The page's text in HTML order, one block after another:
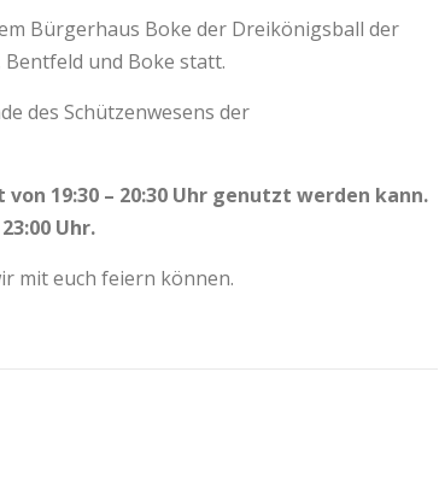
Bürgerhaus Boke der Dreikönigsball der
und Boke statt.
des Schützenwesens der
19:30 – 20:30 Uhr genutzt werden kann.
Uhr.
mit euch feiern können.